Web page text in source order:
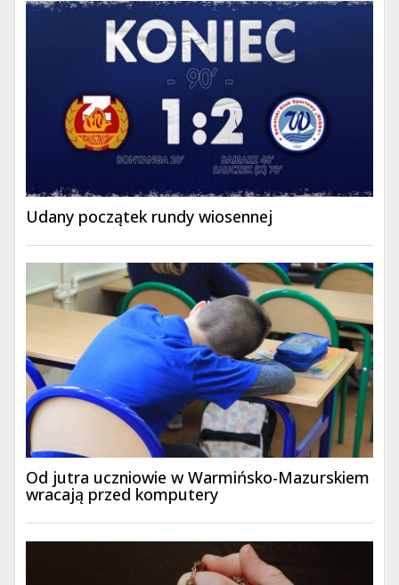
Udany początek rundy wiosennej
Od jutra uczniowie w Warmińsko-Mazurskiem
wracają przed komputery